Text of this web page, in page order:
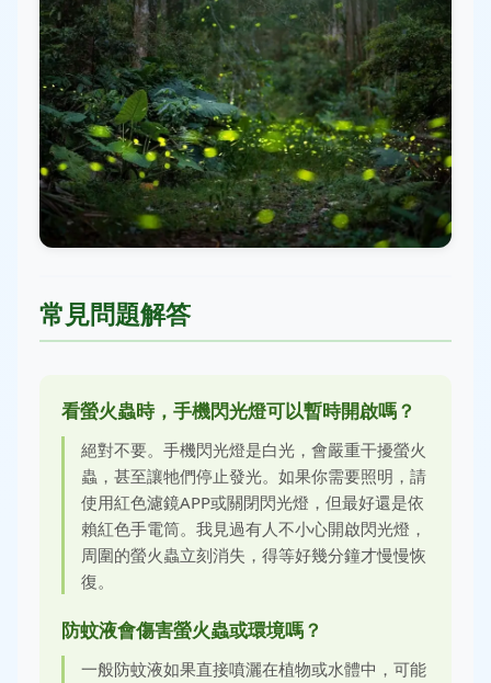
常見問題解答
看螢火蟲時，手機閃光燈可以暫時開啟嗎？
絕對不要。手機閃光燈是白光，會嚴重干擾螢火
蟲，甚至讓牠們停止發光。如果你需要照明，請
使用紅色濾鏡APP或關閉閃光燈，但最好還是依
賴紅色手電筒。我見過有人不小心開啟閃光燈，
周圍的螢火蟲立刻消失，得等好幾分鐘才慢慢恢
復。
防蚊液會傷害螢火蟲或環境嗎？
一般防蚊液如果直接噴灑在植物或水體中，可能